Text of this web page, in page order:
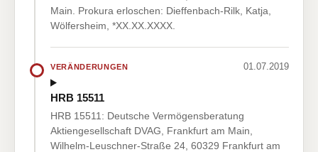
Main. Prokura erloschen: Dieffenbach-Rilk, Katja,
Wölfersheim, *XX.XX.XXXX.
VERÄNDERUNGEN 01.07.2019
HRB 15511
HRB 15511: Deutsche Vermögensberatung
Aktiengesellschaft DVAG, Frankfurt am Main,
Wilhelm-Leuschner-Straße 24, 60329 Frankfurt am